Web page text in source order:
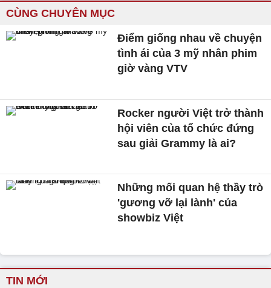
CÙNG CHUYÊN MỤC
Điểm giống nhau về chuyện
tình ái của 3 mỹ nhân phim
giờ vàng VTV
Rocker người Việt trở thành
hội viên của tổ chức đứng
sau giải Grammy là ai?
Những mối quan hệ thầy trò
'gương vỡ lại lành' của
showbiz Việt
TIN MỚI